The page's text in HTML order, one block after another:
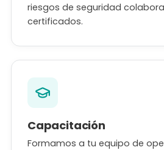
riesgos de seguridad
certificados.
Capacitación
Formamos a tu equipo de